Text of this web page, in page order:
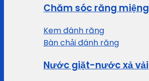
Chăm sóc răng miệng
Kem đánh răng
Bàn chải đánh răng
Nước giặt-nước xả vải